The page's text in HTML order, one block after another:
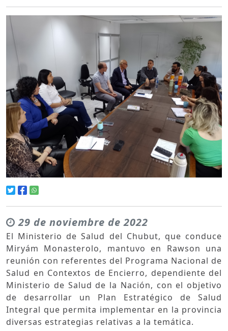
29 de noviembre de 2022
El Ministerio de Salud del Chubut, que conduce
Miryám Monasterolo, mantuvo en Rawson una
reunión con referentes del Programa Nacional de
Salud en Contextos de Encierro, dependiente del
Ministerio de Salud de la Nación, con el objetivo
de desarrollar un Plan Estratégico de Salud
Integral que permita implementar en la provincia
diversas estrategias relativas a la temática.